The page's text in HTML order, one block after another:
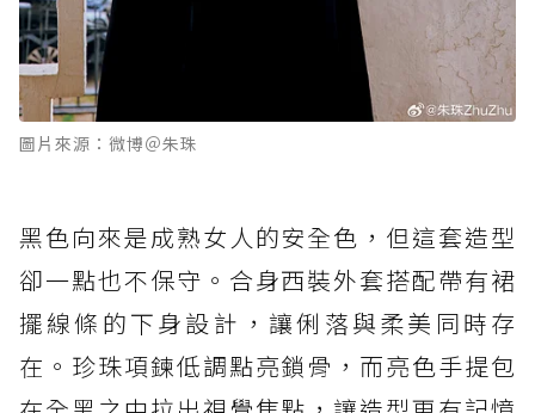
圖片來源：微博＠朱珠
黑色向來是成熟女人的安全色，但這套造型
卻一點也不保守。合身西裝外套搭配帶有裙
擺線條的下身設計，讓俐落與柔美同時存
在。珍珠項鍊低調點亮鎖骨，而亮色手提包